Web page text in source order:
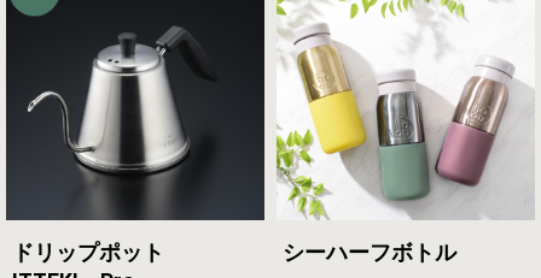
ドリップポット
シーハーフボトル